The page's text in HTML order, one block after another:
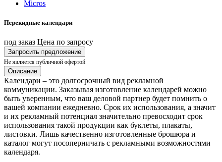
Перекидные календари
под заказ Цена по запросу
Запросить предложение
Не является публичной офертой
Описание
Календари – это долгосрочный вид рекламной
коммуникации. Заказывая изготовление календарей можно
быть уверенным, что ваш деловой партнер будет помнить о
вашей компании ежедневно. Срок их использования, а значит
и их рекламный потенциал значительно превосходит срок
использования такой продукции как буклеты, плакаты,
листовки. Лишь качественно изготовленные брошюра и
каталог могут посоперничать с рекламными возможностями
календаря.